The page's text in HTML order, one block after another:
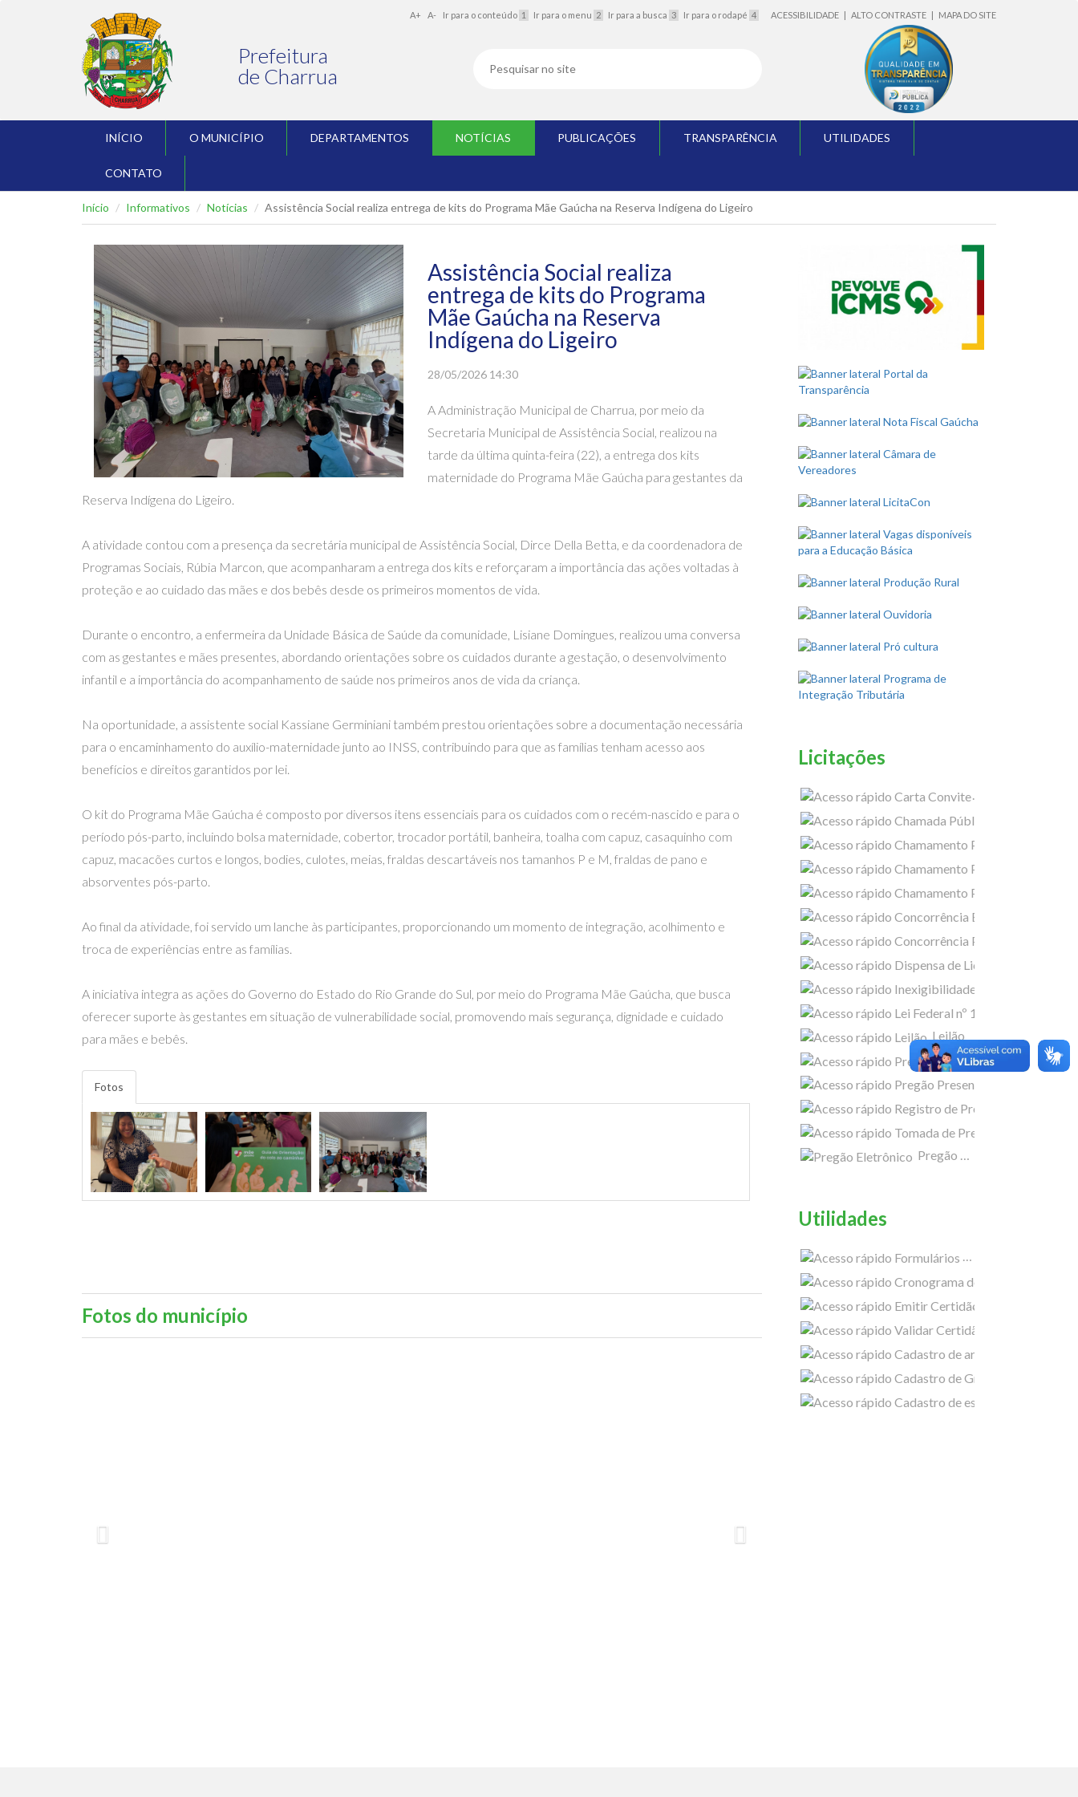
A+ A- Ir para o conteúdo 1 Ir para o menu 2 Ir para a busca 3 Ir para o rodapé 4 ACESSIBILIDADE | ALTO CONTRASTE | MAPA DO SITE
Prefeitura
de Charrua
INÍCIO O MUNICÍPIO DEPARTAMENTOS NOTÍCIAS PUBLICAÇÕES TRANSPARÊNCIA UTILIDADES
CONTATO
Início Informativos Notícias Assistência Social realiza entrega de kits do Programa Mãe Gaúcha na Reserva Indígena do Ligeiro
Assistência Social realiza
entrega de kits do Programa
Mãe Gaúcha na Reserva
Indígena do Ligeiro
28/05/2026 14:30
A Administração Municipal de Charrua, por meio da
Secretaria Municipal de Assistência Social, realizou na
tarde da última quinta-feira (22), a entrega dos kits
maternidade do Programa Mãe Gaúcha para gestantes da
Reserva Indígena do Ligeiro.
A atividade contou com a presença da secretária municipal de Assistência Social, Dirce Della Betta, e da coordenadora de
Programas Sociais, Rúbia Marcon, que acompanharam a entrega dos kits e reforçaram a importância das ações voltadas à
proteção e ao cuidado das mães e dos bebês desde os primeiros momentos de vida.
Durante o encontro, a enfermeira da Unidade Básica de Saúde da comunidade, Lisiane Domingues, realizou uma conversa
com as gestantes e mães presentes, abordando orientações sobre os cuidados durante a gestação, o desenvolvimento
infantil e a importância do acompanhamento de saúde nos primeiros anos de vida da criança.
Na oportunidade, a assistente social Kassiane Germiniani também prestou orientações sobre a documentação necessária
para o encaminhamento do auxílio-maternidade junto ao INSS, contribuindo para que as famílias tenham acesso aos
benefícios e direitos garantidos por lei.
O kit do Programa Mãe Gaúcha é composto por diversos itens essenciais para os cuidados com o recém-nascido e para o
período pós-parto, incluindo bolsa maternidade, cobertor, trocador portátil, banheira, toalha com capuz, casaquinho com
capuz, macacões curtos e longos, bodies, culotes, meias, fraldas descartáveis nos tamanhos P e M, fraldas de pano e
absorventes pós-parto.
Ao final da atividade, foi servido um lanche às participantes, proporcionando um momento de integração, acolhimento e
troca de experiências entre as famílias.
A iniciativa integra as ações do Governo do Estado do Rio Grande do Sul, por meio do Programa Mãe Gaúcha, que busca
oferecer suporte às gestantes em situação de vulnerabilidade social, promovendo mais segurança, dignidade e cuidado
para mães e bebês.
Fotos
Fotos do município
Licitações
Carta Convite
Leilão
Pregão
Pregão Eletrônico 2024
Utilidades
Formulários
Emitir Certidão
Validar Certidão